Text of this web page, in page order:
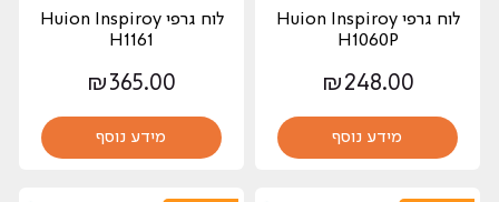
לוח גרפי Huion Inspiroy
H1060P
₪ 248.00
מידע נוסף
לוח גרפי Huion Inspiroy
H1161
₪ 365.00
מידע נוסף